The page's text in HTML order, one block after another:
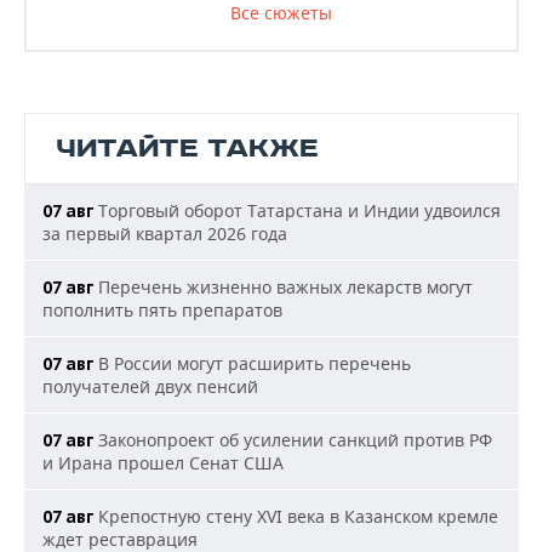
Все сюжеты
ЧИТАЙТЕ ТАКЖЕ
07 авг Торговый оборот Татарстана и Индии удвоился
за первый квартал 2026 года
07 авг Перечень жизненно важных лекарств могут
пополнить пять препаратов
07 авг В России могут расширить перечень
получателей двух пенсий
07 авг Законопроект об усилении санкций против РФ
и Ирана прошел Сенат США
07 авг Крепостную стену XVI века в Казанском кремле
ждет реставрация